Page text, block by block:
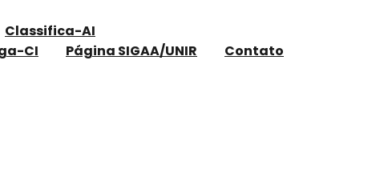
Classifica-AI
CI Página SIGAA/UNIR Contato